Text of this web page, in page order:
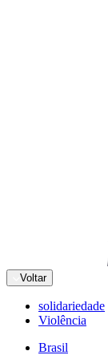
Voltar
solidariedade
Violência
Brasil